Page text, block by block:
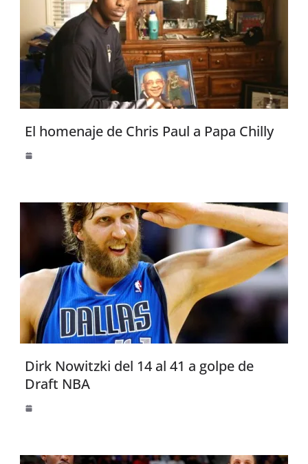
El homenaje de Chris Paul a Papa Chilly
Dirk Nowitzki del 14 al 41 a golpe de
Draft NBA